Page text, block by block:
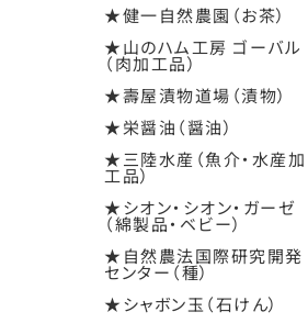
★健一自然農園（お茶）
★山のハム工房 ゴーバル
（肉加工品）
★壽屋漬物道場（漬物）
★栄醤油（醤油）
★三陸水産（魚介・水産加
工品）
★シオン・シオン・ガーゼ
（綿製品・ベビー）
★自然農法国際研究開発
センター（種）
★シャボン玉（石けん）